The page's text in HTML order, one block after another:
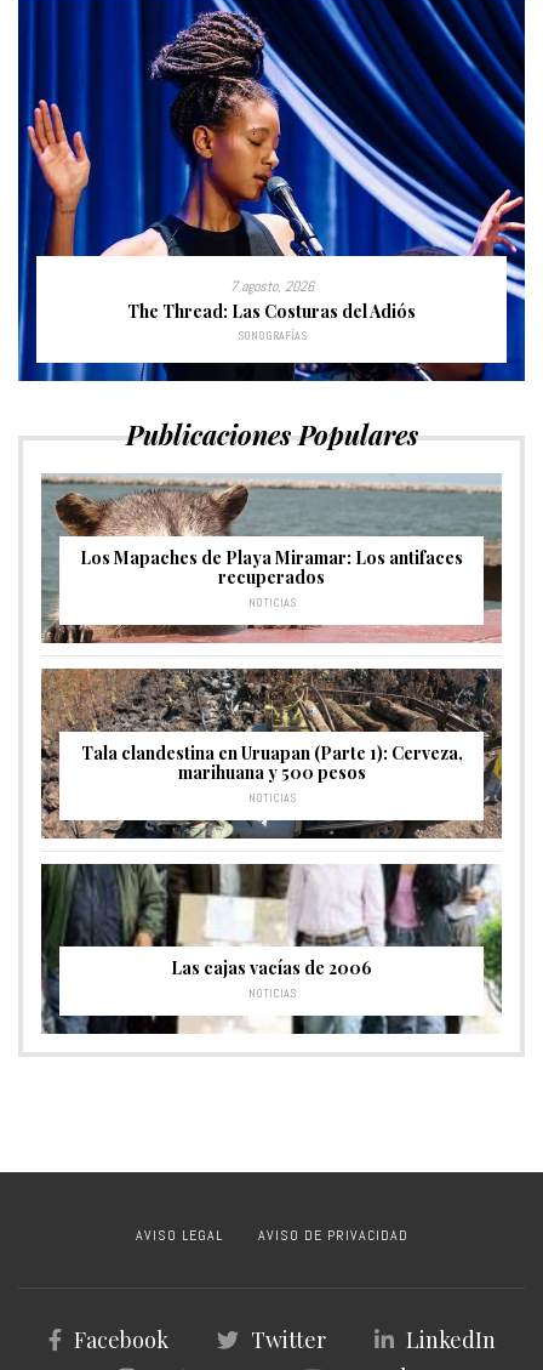
7 agosto, 2026
The Thread: Las Costuras del Adiós
SONOGRAFÍAS
Publicaciones Populares
Los Mapaches de Playa Miramar: Los antifaces
recuperados
NOTICIAS
Tala clandestina en Uruapan (Parte 1): Cerveza,
marihuana y 500 pesos
NOTICIAS
Las cajas vacías de 2006
NOTICIAS
AVISO LEGAL AVISO DE PRIVACIDAD
Facebook Twitter
LinkedIn